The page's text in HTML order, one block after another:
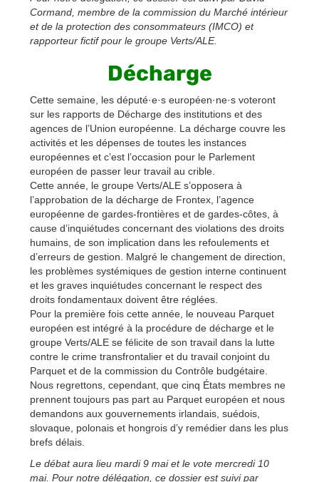
Cormand, membre de la commission du Marché intérieur
et de la protection des consommateurs (IMCO) et
rapporteur fictif pour le groupe Verts/ALE.
Décharge
Cette semaine, les député·e·s européen·ne·s voteront
sur les rapports de Décharge des institutions et des
agences de l’Union européenne. La décharge couvre les
activités et les dépenses de toutes les instances
européennes et c’est l’occasion pour le Parlement
européen de passer leur travail au crible.
Cette année, le groupe Verts/ALE s’opposera à
l’approbation de la décharge de Frontex, l’agence
européenne de gardes-frontières et de gardes-côtes, à
cause d’inquiétudes concernant des violations des droits
humains, de son implication dans les refoulements et
d’erreurs de gestion. Malgré le changement de direction,
les problèmes systémiques de gestion interne continuent
et les graves inquiétudes concernant le respect des
droits fondamentaux doivent être réglées.
Pour la première fois cette année, le nouveau Parquet
européen est intégré à la procédure de décharge et le
groupe Verts/ALE se félicite de son travail dans la lutte
contre le crime transfrontalier et du travail conjoint du
Parquet et de la commission du Contrôle budgétaire.
Nous regrettons, cependant, que cinq États membres ne
prennent toujours pas part au Parquet européen et nous
demandons aux gouvernements irlandais, suédois,
slovaque, polonais et hongrois d’y remédier dans les plus
brefs délais.
Le débat aura lieu mardi 9 mai et le vote mercredi 10
mai. Pour notre délégation, ce dossier est suivi par